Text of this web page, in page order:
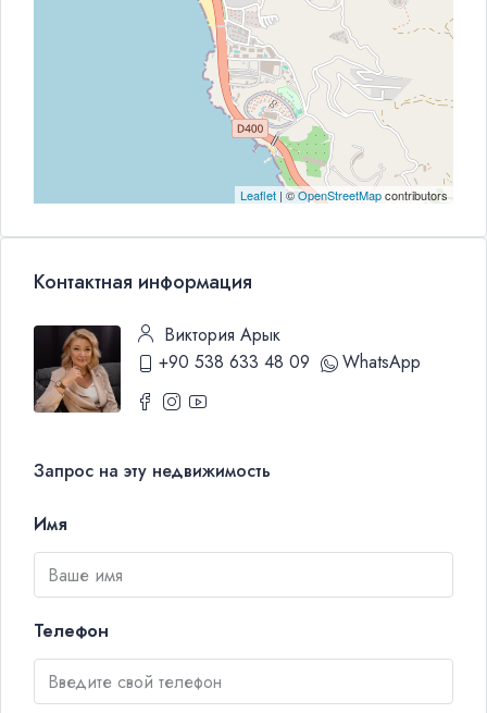
Leaflet | ©OpenStreetMapcontributors
Контактная информация
Виктория Арык
+90 538 633 48 09
WhatsApp
Запрос на эту недвижимость
Имя
Телефон